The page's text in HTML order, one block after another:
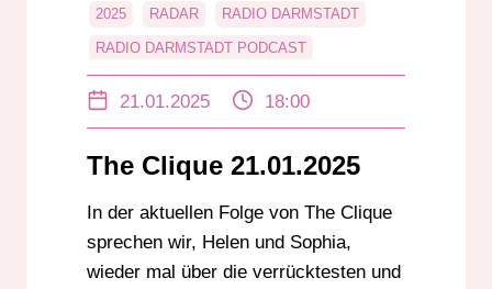
2025 RADAR RADIO DARMSTADT
RADIO DARMSTADT PODCAST
UNTERHALTUNG
21.01.2025 18:00
The Clique 21.01.2025
In der aktuellen Folge von The Clique
sprechen wir, Helen und Sophia,
wieder mal über die verrücktesten und